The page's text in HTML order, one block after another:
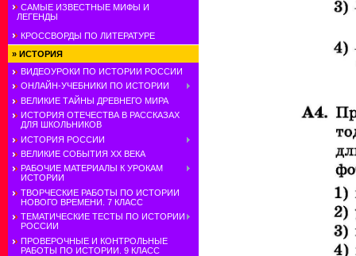
САМЫЕ ИЗВЕСТНЫЕ МИФЫ И
ЛЕГЕНДЫ
КРОССВОРДЫ ПО ЛИТЕРАТУРЕ
» ИСТОРИЯ
ВИДЕОУРОКИ ПО ИСТОРИИ РОССИИ
ОНЛАЙН-УЧЕБНИКИ ПО ИСТОРИИ
ВЕЛИКИЕ ТАЙНЫ ДРЕВНЕГО МИРА
ИСТОРИЯ ОТЕЧЕСТВА В РАССКАЗАХ
ДЛЯ ШКОЛЬНИКОВ
ИСТОРИЯ РОССИИ
ВЕЛИКИЕ СОБЫТИЯ ХХ ВЕКА
РАБОЧИЕ МАТЕРИАЛЫ К УРОКАМ
ИСТОРИИ
ТВОРЧЕСКИЕ РАБОТЫ ПО ИСТОРИИ
НОВОГО ВРЕМЕНИ. 7 КЛАСС
ТЕМАТИЧЕСКИЕ ТЕСТЫ ПО ИСТОРИИ
РОССИИ
ПРОВЕРОЧНЫЕ И КОНТРОЛЬНЫЕ
РАБОТЫ ПО ИСТОРИИ. 9 КЛАСС